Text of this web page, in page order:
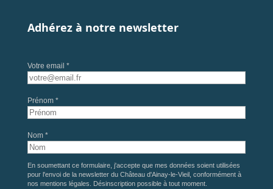
Adhérez à notre newsletter
Votre email *
Prénom *
Nom *
En soumettant ce formulaire, j'accepte que mes données soient utilisées
pour l'envoi de la newsletter du Château d'Ainay-le-Vieil, conformément à
nos mentions légales . Désinscription possible à tout moment.